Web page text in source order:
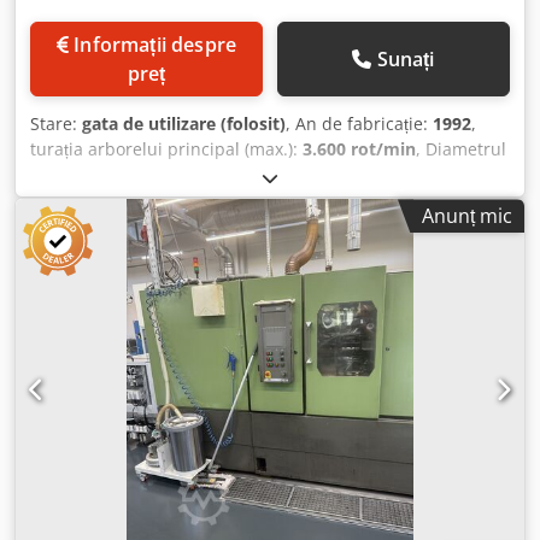
preț
Sunați
Stare: gata de utilizare (folosit), An de fabricație: 1992,
turația arborelui principal (max.): 3.600 rot/min, Diametrul
, lățime totală:
totală:1.900 mm, distanța de deplasare pe axa X:180 mm,
greutate totală:4.300 kg , producător de controlere:
MAZATROL
, model de controler:T32-2, lungimea
produsului (max.):2.700 mm, numărul de axe:2
multi-spindle din anul 1992. Acest Mazak Quick Turn 18
NSP are un diametru maxim de strunjire de 260 mm și o
lungime de prelucrare de 500 mm. Este echipat cu un
revolver port-scula cu 8/16 poziții și un interval de turație
al arborelui principal de 36 - 3.600 rpm. Dacă sunteți în
căutarea unui strung de înaltă calitate, vă recomandăm să
luați în considerare utilajul Mazak Quick Turn 18 NSP pe
care îl avem la vânzare. Contactați-ne pentru mai multe
detalii despre această mașină. - CNC: MAZATROL T32-2 -
Diametru maxim de strunjire: 260 mm - Lungime maximă
Anunț mic